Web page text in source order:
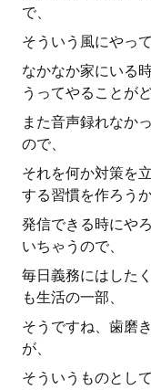
で、
そういう風にやっ
なかなか家にいる
うってやることが
また音声録れなか
ので、
それを何か対策を
する習慣を作ろうか
発信できる時にや
いちゃうので、
毎日義務にはした
も生活の一部、
そうですね、歯磨
が、
そういうものとし